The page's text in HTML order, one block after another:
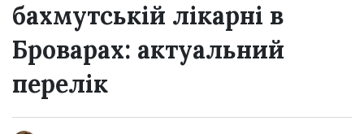
бахмутській лікарні в
Броварах: актуальний
перелік